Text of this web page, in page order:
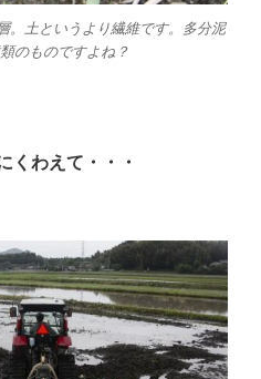
。土というより繊維です。多分泥
のものですよね？
くわえて・・・